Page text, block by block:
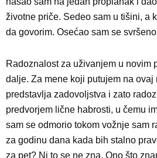
životne priče. Sedeo sam u tišini, a
da govorim. Osećao sam se
Radoznalost za uživanjem u novim
dalje. Za mene koji putujem na ovaj
predstavlja zadovoljstva i zato
predvorjem lične habrosti, u čemu
sam se odmorio tokom vožnje sam
za godinu dana kada bih stalno
za pet? Ni to se ne zna. Ono što